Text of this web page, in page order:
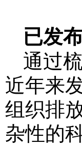
已发
通过
近年来
组织排
杂性的